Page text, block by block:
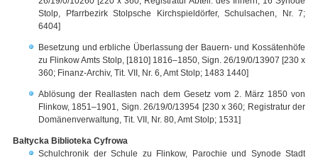
Stolp, Pfarrbezirk Stolpsche Kirchspieldörfer, Schulsachen, Nr. 7;
6404]
Besetzung und erbliche Überlassung der Bauern- und Kossätenhöfe
zu Flinkow Amts Stolp, [1810] 1816–1850, Sign. 26/19/0/13907 [230 x
360; Finanz-Archiv, Tit. VII, Nr. 6, Amt Stolp; 1483 1440]
Ablösung der Reallasten nach dem Gesetz vom 2. März 1850 von
Flinkow, 1851–1901, Sign. 26/19/0/13954 [230 x 360; Registratur der
Domänenverwaltung, Tit. VII, Nr. 80, Amt Stolp; 1531]
Bałtycka Biblioteka Cyfrowa
Schulchronik der Schule zu Flinkow, Parochie und Synode Stadt